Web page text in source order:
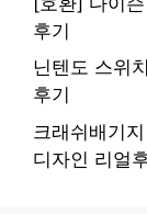
후기
닌텐도 스위
후기
크래쉬배기
디자인 리얼